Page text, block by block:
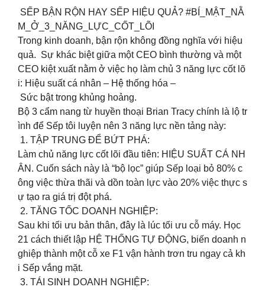
️ SẾP BẬN RỘN HAY SẾP HIỆU QUẢ? #BÍ_MẬT_NẰ
M_Ở_3_NĂNG_LỰC_CỐT_LÕI
Trong kinh doanh, bận rộn không đồng nghĩa với hiệu
quả. Sự khác biệt giữa một CEO bình thường và một
CEO kiệt xuất nằm ở việc họ làm chủ 3 năng lực cốt lõ
i: Hiệu suất cá nhân – Hệ thống hóa –
Sức bật trong khủng hoảng.
Bộ 3 cẩm nang từ huyền thoại Brian Tracy chính là lộ tr
ình để Sếp tôi luyện nên 3 năng lực nền tảng này:
1. TẬP TRUNG ĐỂ BỨT PHÁ:
Làm chủ năng lực cốt lõi đầu tiên: HIỆU SUẤT CÁ NH
ÂN. Cuốn sách này là “bộ lọc” giúp Sếp loại bỏ 80% c
ông việc thừa thãi và dồn toàn lực vào 20% việc thực s
ự tạo ra giá trị đột phá.
2. TĂNG TỐC DOANH NGHIỆP:
Sau khi tối ưu bản thân, đây là lúc tối ưu cỗ máy. Học
21 cách thiết lập HỆ THỐNG TỰ ĐỘNG, biến doanh n
ghiệp thành một cỗ xe F1 vận hành trơn tru ngay cả kh
i Sếp vắng mặt.
️ 3. TÁI SINH DOANH NGHIỆP: